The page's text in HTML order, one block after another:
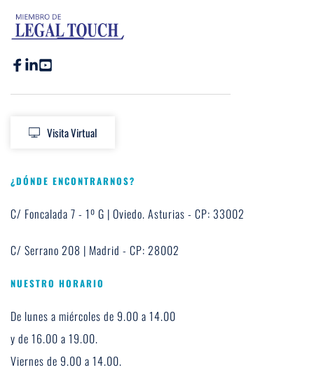
Visita Virtual
¿DÓNDE ENCONTRARNOS?
C/ Foncalada 7 - 1º G | Oviedo. Asturias - CP: 33002
C/ Serrano 208 | Madrid - CP: 28002
NUESTRO HORARIO
De lunes a miércoles de 9.00 a 14.00
y de 16.00 a 19.00.
Viernes de 9.00 a 14.00.